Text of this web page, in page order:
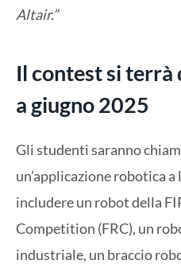
Altair.”
Il contest si
a giugno 2025
Gli studenti saranno
un’applicazione robotica
includere un robot della
Competition (FRC), un
industriale, un braccio